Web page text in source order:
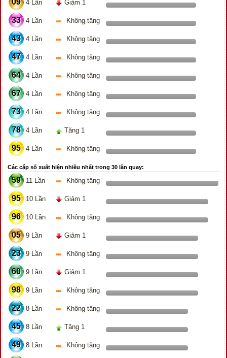
09 4 Lần Giảm 1
33 4 Lần Không tăng
43 4 Lần Không tăng
47 4 Lần Không tăng
64 4 Lần Không tăng
67 4 Lần Không tăng
73 4 Lần Không tăng
78 4 Lần Tăng 1
95 4 Lần Không tăng
Các cặp số xuất hiện nhiều nhất trong 30 lần quay:
59 11 Lần Không tăng
95 10 Lần Giảm 1
96 10 Lần Không tăng
05 9 Lần Giảm 1
23 9 Lần Không tăng
60 9 Lần Giảm 1
98 9 Lần Không tăng
22 8 Lần Không tăng
45 8 Lần Tăng 1
49 8 Lần Không tăng